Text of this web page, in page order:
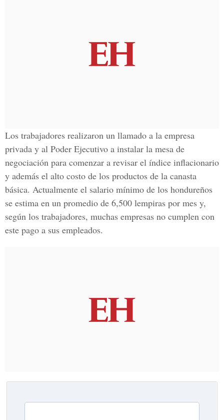
Los trabajadores realizaron un llamado a la empresa
privada y al Poder Ejecutivo a instalar la mesa de
negociación para comenzar a revisar el índice inflacionario
y además el alto costo de los productos de la canasta
básica. Actualmente el salario mínimo de los hondureños
se estima en un promedio de 6,500 lempiras por mes y,
según los trabajadores, muchas empresas no cumplen con
este pago a sus empleados.